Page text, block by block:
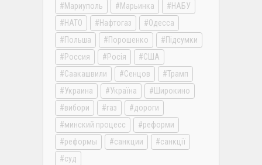
Мариуполь
Марьинка
НАБУ
НАТО
Нафтогаз
Одесса
Польша
Порошенко
Підсумки
Россия
Росія
США
Саакашвили
Сенцов
Трамп
Украина
Україна
Широкино
вибори
газ
дороги
минский процесс
реформи
реформы
санкции
санкції
суд